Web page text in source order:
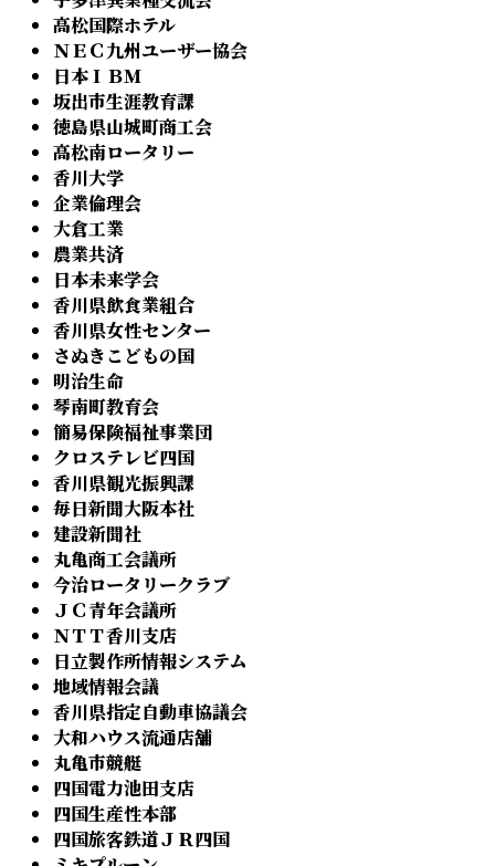
高松国際ホテル
ＮＥＣ九州ユーザー協会
日本ＩＢＭ
坂出市生涯教育課
徳島県山城町商工会
高松南ロータリー
香川大学
企業倫理会
大倉工業
農業共済
日本未来学会
香川県飲食業組合
香川県女性センター
さぬきこどもの国
明治生命
琴南町教育会
簡易保険福祉事業団
クロステレビ四国
香川県観光振興課
毎日新聞大阪本社
建設新聞社
丸亀商工会議所
今治ロータリークラブ
ＪＣ青年会議所
ＮＴＴ香川支店
日立製作所情報システム
地域情報会議
香川県指定自動車協議会
大和ハウス流通店舗
丸亀市競艇
四国電力池田支店
四国生産性本部
四国旅客鉄道ＪＲ四国